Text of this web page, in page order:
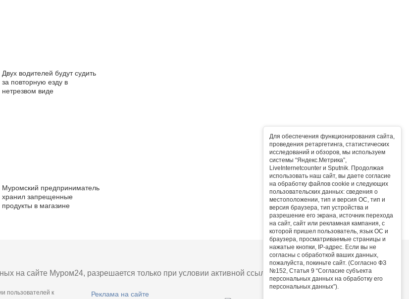
Для обеспечения функционирования сайта,
проведения ретаргетинга, статистических
исследований и обзоров, мы используем
системы “Яндекс.Метрика”,
LiveInternetcounter и Sputnik. Продолжая
использовать наш сайт, вы даете согласие
на обработку файлов cookie и следующих
пользовательских данных: сведения о
местоположении, тип и версия ОС, тип и
версия браузера, тип устройства и
разрешение его экрана, источник перехода
на сайт, сайт или рекламная кампания, с
которой пришел пользователь, язык ОС и
браузера, просматриваемые страницы и
нажатые кнопки, IP-адрес. Если вы не
согласны с обработкой ваших данных,
пожалуйста, покиньте сайт. (Согласно ФЗ
№152, Статья 9 “Согласие субъекта
персональных данных на обработку его
персональных данных”).
Двух водителей будут судить
за повторную езду в
нетрезвом виде
Муромский предприниматель
хранил запрещенные
продукты в магазине
на сайте Муром24, разрешается только при условии активной ссылки на сайт.
пользователей к
Реклама на сайте